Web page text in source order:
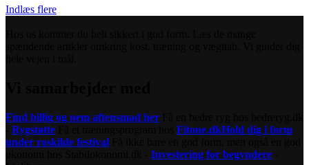
Indlæs flere
Find billig og nem aftensmad her
Rygstøtte Fitone.dkHold dig i form
under roskilde festival
Investering for begyndere